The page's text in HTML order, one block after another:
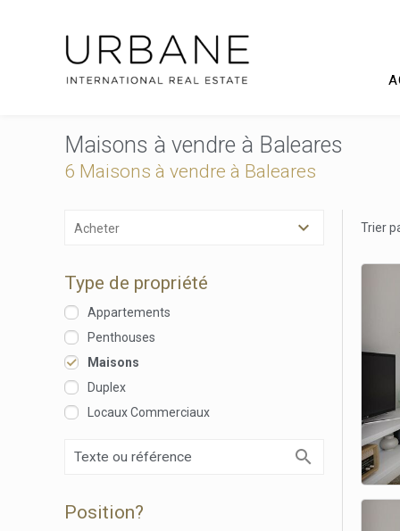
Maisons à vendre à Baleares
6 Maisons à vendre à Baleares
Acheter
Type de propriété
Appartements
Penthouses
Maisons
Duplex
Locaux Commerciaux
Position?
Trier